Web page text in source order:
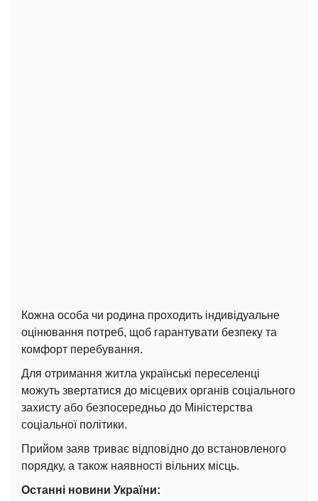
Кожна особа чи родина проходить індивідуальне
оцінювання потреб, щоб гарантувати безпеку та
комфорт перебування.
Для отримання житла українські переселенці
можуть звертатися до місцевих органів соціального
захисту або безпосередньо до Міністерства
соціальної політики.
Прийом заяв триває відповідно до встановленого
порядку, а також наявності вільних місць.
Останні новини України: